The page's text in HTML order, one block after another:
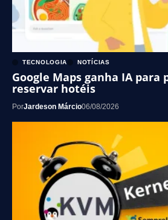
TECNOLOGIA NOTÍCIAS
Google Maps ganha IA para
reservar hotéis
PorJardeson Márcio06/08/2026